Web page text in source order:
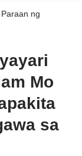
Paraan ng
Mo
sa